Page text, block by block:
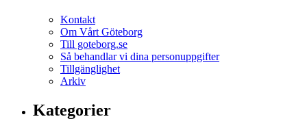
Kontakt
Om Vårt Göteborg
Till goteborg.se
Så behandlar vi dina personuppgifter
Tillgänglighet
Arkiv
Kategorier